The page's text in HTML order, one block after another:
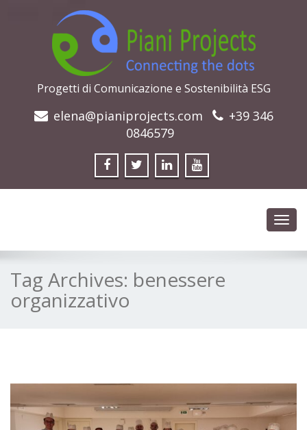
Progetti di Comunicazione e Sostenibilità ESG
elena@pianiprojects.com
+39 346
0846579
Tag Archives: benessere
organizzativo